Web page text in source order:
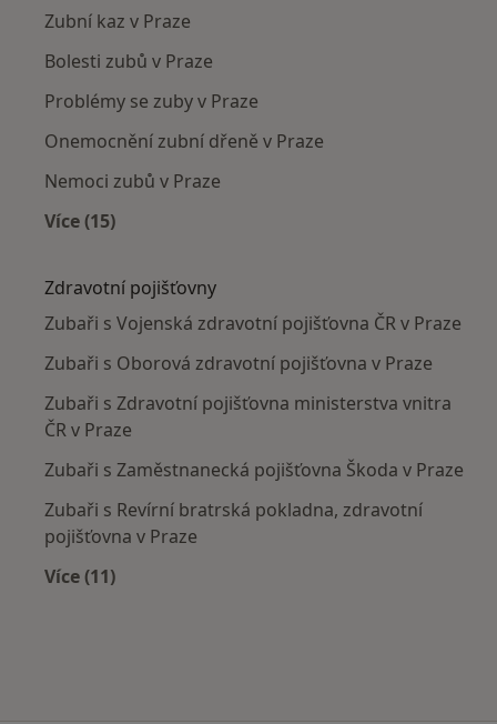
Zubní kaz v Praze
Bolesti zubů v Praze
Problémy se zuby v Praze
Onemocnění zubní dřeně v Praze
Nemoci zubů v Praze
Více (15)
Zdravotní pojišťovny
Zubaři s Vojenská zdravotní pojišťovna ČR v Praze
Zubaři s Oborová zdravotní pojišťovna v Praze
Zubaři s Zdravotní pojišťovna ministerstva vnitra
ČR v Praze
Zubaři s Zaměstnanecká pojišťovna Škoda v Praze
Zubaři s Revírní bratrská pokladna, zdravotní
pojišťovna v Praze
Více (11)